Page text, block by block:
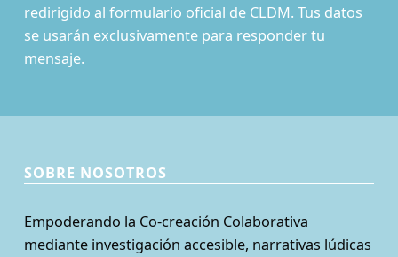
redirigido al formulario oficial de CLDM. Tus datos
se usarán exclusivamente para responder tu
mensaje.
SOBRE NOSOTROS
Empoderando la Co-creación Colaborativa
mediante investigación accesible, narrativas lúdicas